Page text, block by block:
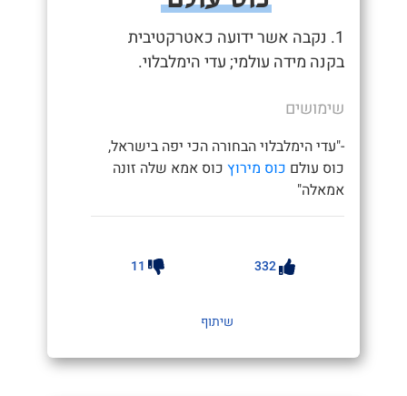
1. נקבה אשר ידועה כאטרקטיבית
בקנה מידה עולמי; עדי הימלבלוי.
שימושים
-"עדי הימלבלוי הבחורה הכי יפה בישראל,
כוס עולם כוס מירוץ כוס אמא שלה זונה
אמאלה"
332
11
שיתוף